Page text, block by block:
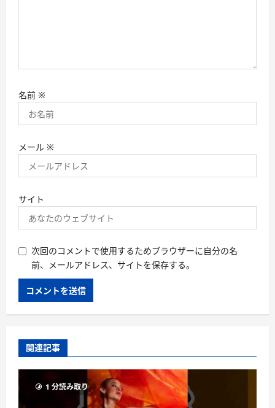
名前 ※
メール ※
サイト
次回のコメントで使用するためブラウザーに自分の名
前、メールアドレス、サイトを保存する。
関連記事
1 分読み取り